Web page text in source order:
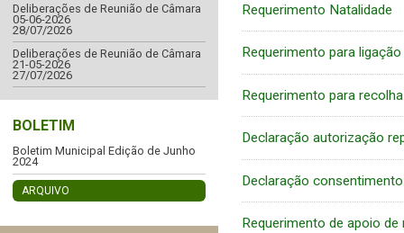
Deliberações de Reunião de Câmara
05-06-2026
28/07/2026
Deliberações de Reunião de Câmara
21-05-2026
27/07/2026
BOLETIM
Boletim Municipal Edição de Junho
2024
ARQUIVO
Requerimento Natalidade
Requerimento para
Requerimento para
Declaração autorização
Declaração
Requerimento de apoio